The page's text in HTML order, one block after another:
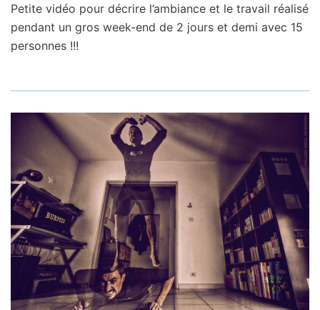
Petite vidéo pour décrire l’ambiance et le travail réalisé
pendant un gros week-end de 2 jours et demi avec 15
personnes !!!